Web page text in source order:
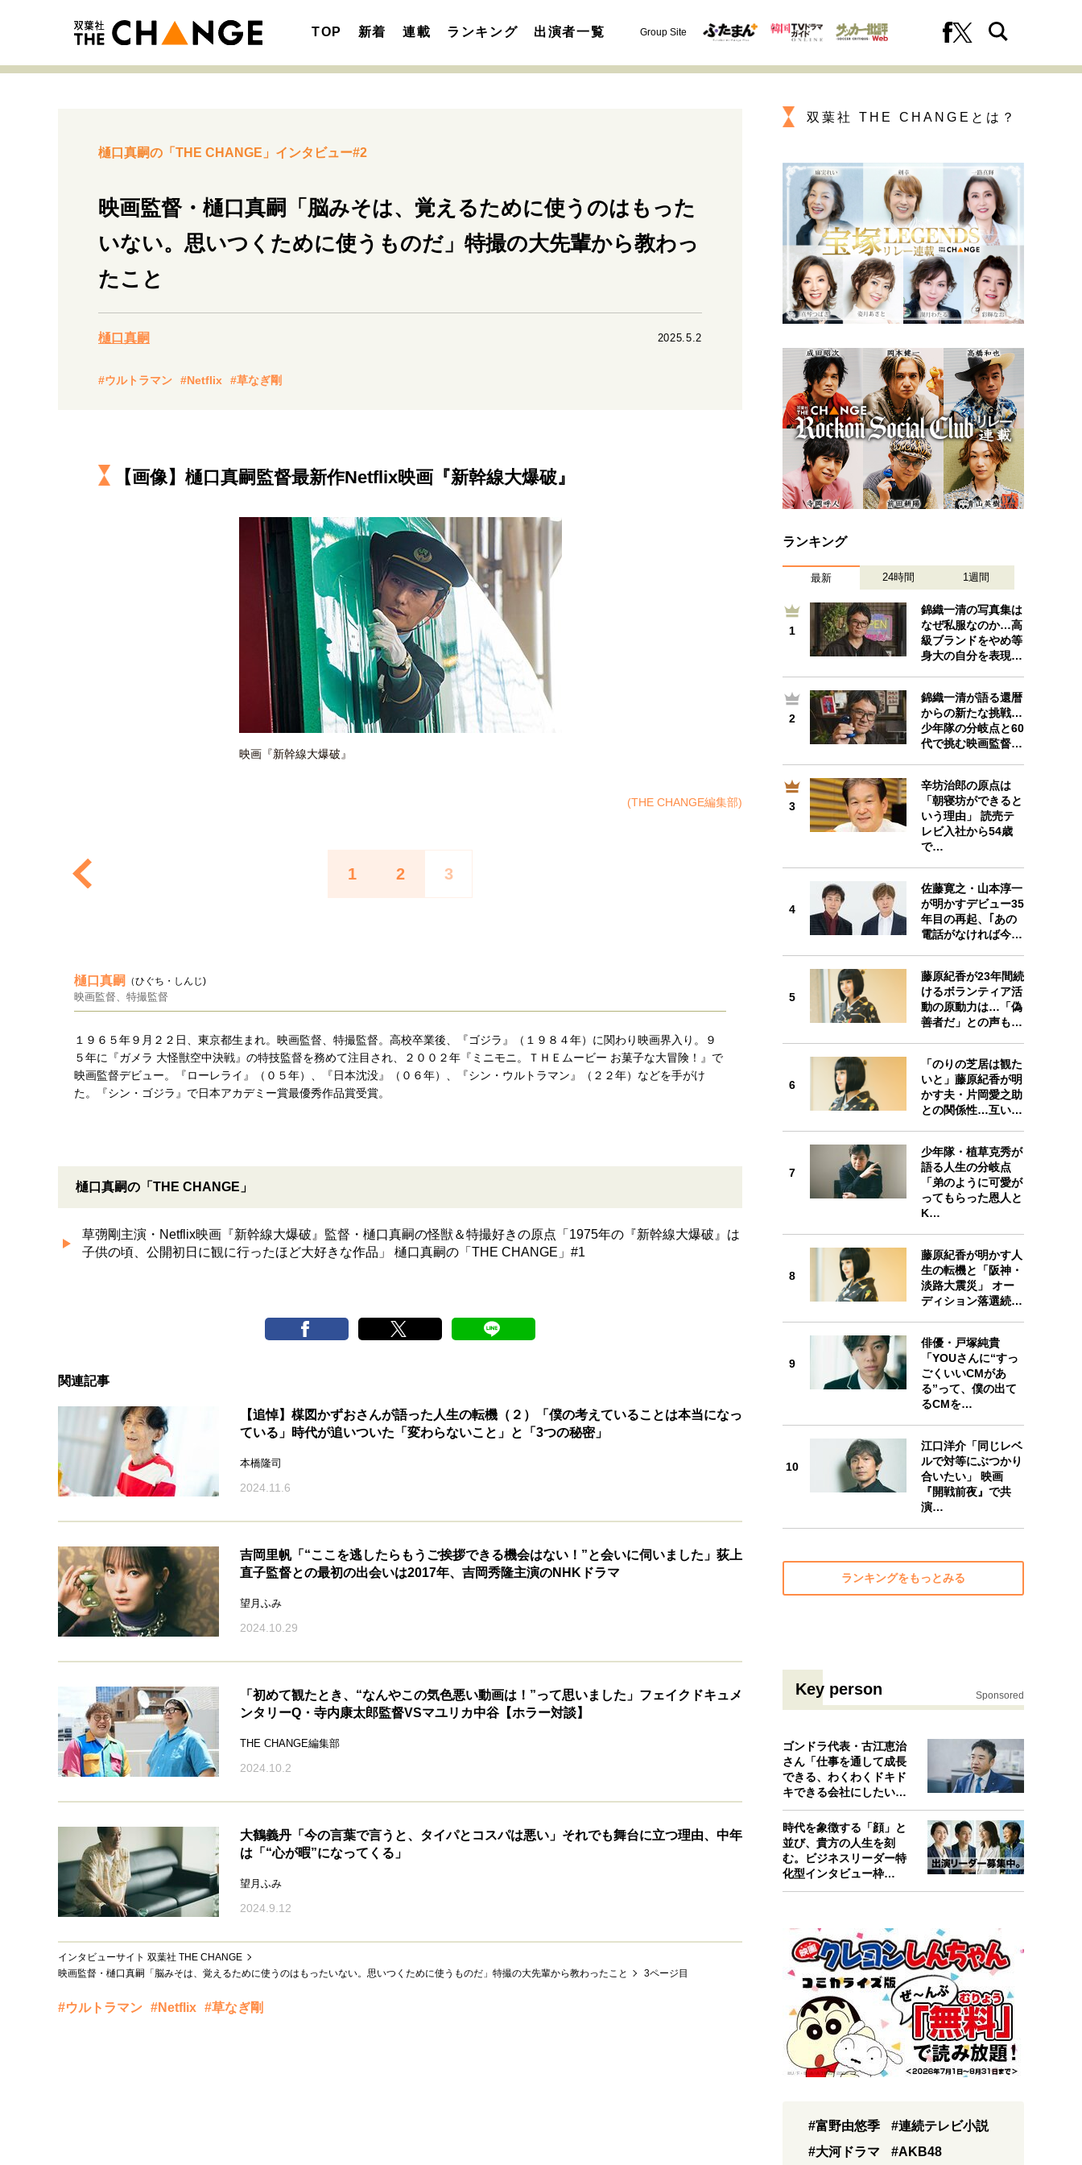
TOP 新着 連載 ランキング 出演者一覧 Group Site
サイトの核・哲学 運命を変えた出会い 決断の裏側 挫折からの再起
プロフェッショナルの矜持
表現者の葛藤
人生が動いた日 10代の挫折と原点
キャリア・働き方
ファーストキャリアを拓く
夢を掴む選択
忘れられない言葉 10代・20代の土台
ライフスタイル・生き方 40代からの景色 50代のリアル
親になるということ
一生モノの愛用品
私を彩るエッセンス
60代のネクストステージ
社会・カルチャー・マネー 地域とつながる/お金との付き合い方
樋口真嗣の「THE CHANGE」インタビュー#2
映画監督・樋口真嗣「脳みそは、覚えるために使うのはもった
いない。思いつくために使うものだ」特撮の大先輩から教わっ
たこと
樋口真嗣 2025.5.2
#ウルトラマン #Netflix #草なぎ剛
【画像】 樋口真嗣監督最新作Netflix映画『新幹線大爆破』
映画『新幹線大爆破』
(THE CHANGE編集部)
1 2 3
樋口真嗣 （ひぐち・しんじ)
映画監督、特撮監督
１９６５年９月２２日、東京都生まれ。映画監督、特撮監督。高校卒業後、『ゴジラ』（１９８４年）に関わり映画界入り。９
５年に『ガメラ 大怪獣空中決戦』の特技監督を務めて注目され、２００２年『ミニモニ。ＴＨＥムービー お菓子な大冒険！』で
映画監督デビュー。『ローレライ』（０５年）、『日本沈没』（０６年）、『シン・ウルトラマン』（２２年）などを手がけ
た。『シン・ゴジラ』で日本アカデミー賞最優秀作品賞受賞。
樋口真嗣の「THE CHANGE」
草彅剛主演・Netflix映画『新幹線大爆破』監督・樋口真嗣の怪獣＆特撮好きの原点「1975年の『新幹線大爆破』は
子供の頃、公開初日に観に行ったほど大好きな作品」 樋口真嗣の「THE CHANGE」#1
関連記事
【追悼】楳図かずおさんが語った人生の転機（２）「僕の考えていることは本当になっ
ている」時代が追いついた「変わらないこと」と「3つの秘密」
本橋隆司
2024.11.6
吉岡里帆「“ここを逃したらもうご挨拶できる機会はない！”と会いに伺いました」荻上
直子監督との最初の出会いは2017年、吉岡秀隆主演のNHKドラマ
望月ふみ
2024.10.29
「初めて観たとき、“なんやこの気色悪い動画は！”って思いました」フェイクドキュメ
ンタリーQ・寺内康太郎監督VSマユリカ中谷【ホラー対談】
THE CHANGE編集部
2024.10.2
大鶴義丹「今の言葉で言うと、タイパとコスパは悪い」それでも舞台に立つ理由、中年
は「“心が暇”になってくる」
望月ふみ
2024.9.12
インタビューサイト 双葉社 THE CHANGE
映画監督・樋口真嗣「脳みそは、覚えるために使うのはもったいない。思いつくために使うものだ」特撮の大先輩から教わったこと
3ページ目
#ウルトラマン #Netflix #草なぎ剛
双葉社 THE CHANGEとは？
ランキング
最新 24時間 1週間
1
錦織一清の写真集は
なぜ私服なのか…高
級ブランドをやめ等
身大の自分を表現…
2
錦織一清が語る還暦
からの新たな挑戦…
少年隊の分岐点と60
代で挑む映画監督…
3
辛坊治郎の原点は
「朝寝坊ができると
いう理由」 読売テ
レビ入社から54歳
で…
4
佐藤寛之・山本淳一
が明かすデビュー35
年目の再起、｢あの
電話がなければ今…
5
藤原紀香が23年間続
けるボランティア活
動の原動力は…「偽
善者だ」との声も…
6
「のりの芝居は観た
いと」藤原紀香が明
かす夫・片岡愛之助
との関係性…互い…
7
少年隊・植草克秀が
語る人生の分岐点
「弟のように可愛が
ってもらった恩人と
K…
8
藤原紀香が明かす人
生の転機と「阪神・
淡路大震災」 オー
ディション落選続…
9
俳優・戸塚純貴
「YOUさんに“すっ
ごくいいCMがあ
る”って、僕の出て
るCMを…
10
江口洋介「同じレベ
ルで対等にぶつかり
合いたい」 映画
『開戦前夜』で共
演…
ランキングをもっとみる
Key person Sponsored
ゴンドラ代表・古江恵治
さん「仕事を通して成長
できる、わくわくドキド
キできる会社にしたいと
考えたんで…
時代を象徴する「顔」と
並び、貴方の人生を刻
む。ビジネスリーダー特
化型インタビュー枠
『Key person』始…
#富野由悠季
#連続テレビ小説
#大河ドラマ
#AKB48